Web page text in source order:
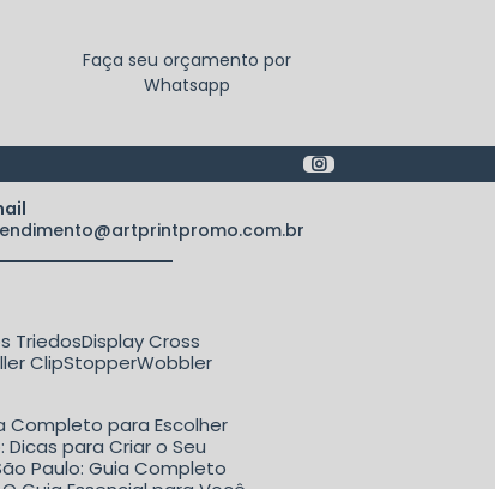
Faça seu orçamento por
Whatsapp
Triedos Display Cross
Clip Stopper
Wobbler
Completo para Escolher
Dicas para Criar o Seu
Paulo: Guia Completo